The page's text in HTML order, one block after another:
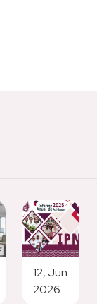
12, Jun
2026